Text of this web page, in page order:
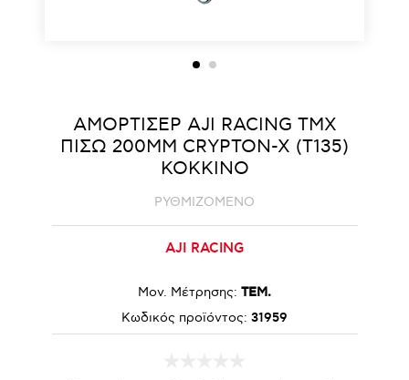
ΑΜΟΡΤΙΣΕΡ AJI RACING ΤΜΧ
ΠΙΣΩ 200MM CRYPTON-X (T135)
ΚΟΚΚΙΝΟ
ΡΥΘΜΙΖΟΜΕΝΟ
AJI RACING
Μον. Μέτρησης: ΤΕΜ.
Κωδικός προϊόντος: 31959